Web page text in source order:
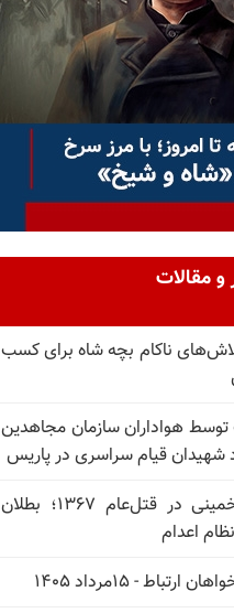
و مقالات
ناکام بچه شاه برای کسب
توسط هواداران سازمان مجاهدین
شهیدان قیام سراسری در پاریس
نقش مستقیم خمینی در قتل‌عام ۱۳۶۷؛ بطلان
اعدام
- ۱۵مرداد ۱۴۰۵